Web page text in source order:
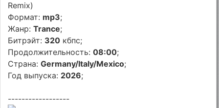
Remix)
Формат: mp3;
Жанр:Trance;
Битрэйт: 320 кбпс;
Продолжительность:08:00;
Страна:Germany/Italy/Mexico;
Год выпуска: 2026;
------------------